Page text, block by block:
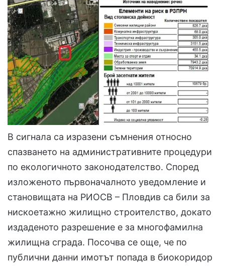
В сигнала са изразени съмнения относно
спазването на административните процедури
по екологичното законодателство. Според
изложеното първоначалното уведомление и
становищата на РИОСВ – Пловдив са били за
нискоетажно жилищно строителство, докато
издаденото разрешение е за многофамилна
жилищна сграда. Посочва се още, че по
публични данни имотът попада в биокоридор